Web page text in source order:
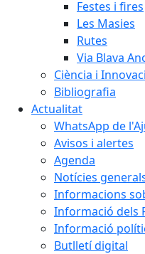
Festes i fires
Les Masies
Rutes
Via Blava
Ciència i
Bibliografia
Actualitat
WhatsApp de
Avisos i alertes
Agenda
Notícies
Informacions
Informació dels
Informació
Butlletí digital